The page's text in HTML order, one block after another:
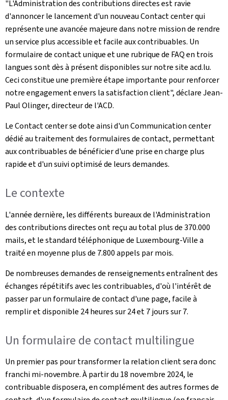
"L'Administration des contributions directes est ravie
d'annoncer le lancement d'un nouveau Contact center qui
représente une avancée majeure dans notre mission de rendre
un service plus accessible et facile aux contribuables. Un
formulaire de contact unique et une rubrique de FAQ en trois
langues sont dès à présent disponibles sur notre site acd.lu.
Ceci constitue une première étape importante pour renforcer
notre engagement envers la satisfaction client", déclare Jean-
Paul Olinger, directeur de l'ACD.
Le Contact center se dote ainsi d'un Communication center
dédié au traitement des formulaires de contact, permettant
aux contribuables de bénéficier d'une prise en charge plus
rapide et d'un suivi optimisé de leurs demandes.
Le contexte
L'année dernière, les différents bureaux de l'Administration
des contributions directes ont reçu au total plus de 370.000
mails, et le standard téléphonique de Luxembourg-Ville a
traité en moyenne plus de 7.800 appels par mois.
De nombreuses demandes de renseignements entraînent des
échanges répétitifs avec les contribuables, d'où l'intérêt de
passer par un formulaire de contact d'une page, facile à
remplir et disponible 24 heures sur 24 et 7 jours sur 7.
Un formulaire de contact multilingue
Un premier pas pour transformer la relation client sera donc
franchi mi-novembre. À partir du 18 novembre 2024, le
contribuable disposera, en complément des autres formes de